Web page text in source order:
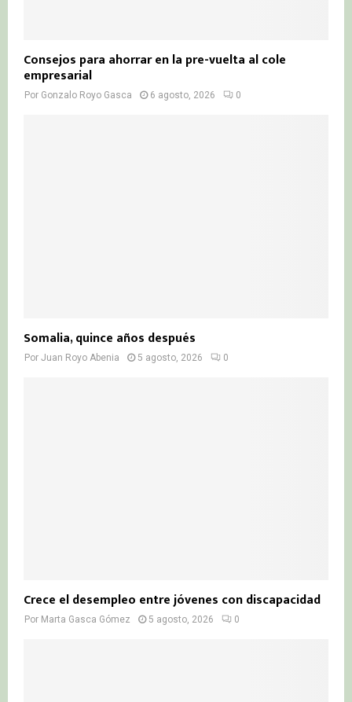
Consejos para ahorrar en la pre-vuelta al cole
empresarial
Por Gonzalo Royo Gasca 6 agosto, 2026 0
Somalia, quince años después
Por Juan Royo Abenia 5 agosto, 2026 0
Crece el desempleo entre jóvenes con discapacidad
Por Marta Gasca Gómez 5 agosto, 2026 0